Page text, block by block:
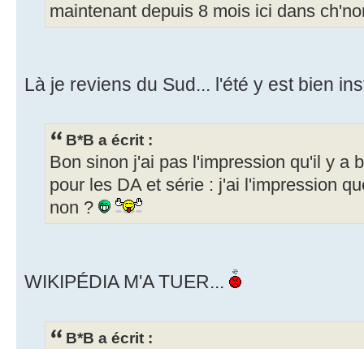
maintenant depuis 8 mois ici dans
Là je reviens du Sud... l'été y est bien
B*B a écrit :
Bon sinon j'ai pas l'impression qu'il y a
pour les DA et série : j'ai l'impression
non ?
WIKIPÉDIA M'A TUER...
B*B a écrit :